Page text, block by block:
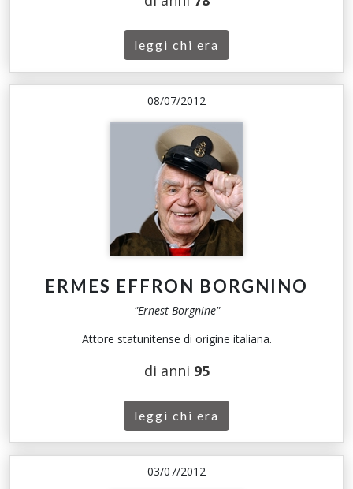
leggi chi era
08/07/2012
ERMES EFFRON BORGNINO
"Ernest Borgnine"
Attore statunitense di origine italiana.
di anni 95
leggi chi era
03/07/2012